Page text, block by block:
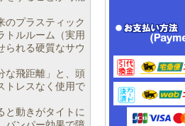
のプラスティック
トルルーム（実用
られる硬質なサウ
な飛距離」と、頭
トレスなく使用で
と動きがタイトに